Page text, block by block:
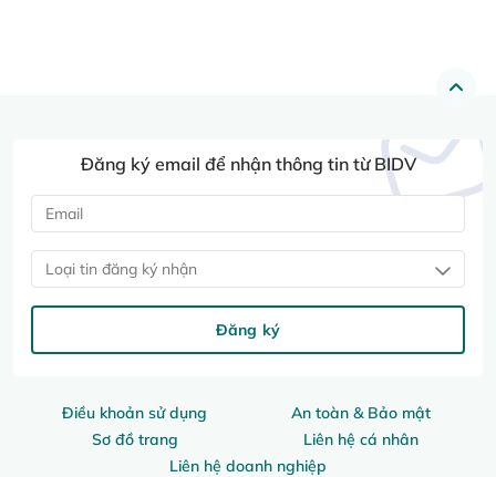
Điều khoản sử dụng
An toàn & Bảo mật
Sơ đồ trang
Liên hệ cá nhân
Liên hệ doanh nghiệp
Đăng ký email để nhận thông tin từ BIDV
Loại tin đăng ký nhận
Đăng ký